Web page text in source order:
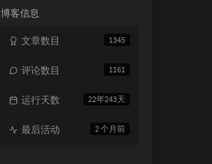
博客信息
1345
文章数目
1161
评论数目
22年243天
运行天数
2 个月前
最后活动